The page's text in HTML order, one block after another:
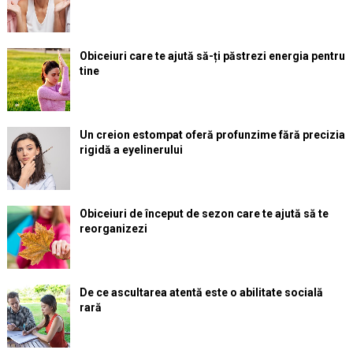
Obiceiuri care te ajută să-ți păstrezi energia pentru
tine
Un creion estompat oferă profunzime fără precizia
rigidă a eyelinerului
Obiceiuri de început de sezon care te ajută să te
reorganizezi
De ce ascultarea atentă este o abilitate socială
rară